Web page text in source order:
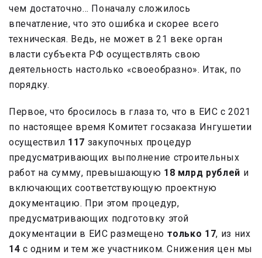
чем достаточно… Поначалу сложилось
впечатление, что это ошибка и скорее всего
техническая. Ведь, не может в 21 веке орган
власти субъекта РФ осуществлять свою
деятельность настолько «своеобразно». Итак, по
порядку.
Первое, что бросилось в глаза то, что в ЕИС с 2021
по настоящее время Комитет госзаказа Ингушетии
осуществил 117 закупочных процедур
предусматривающих выполнение строительных
работ на сумму, превышающую 18 млрд рублей и
включающих соответствующую проектную
документацию. При этом процедур,
предусматривающих подготовку этой
документации в ЕИС размещено только 17, из них
14 с одним и тем же участником. Снижения цен мы